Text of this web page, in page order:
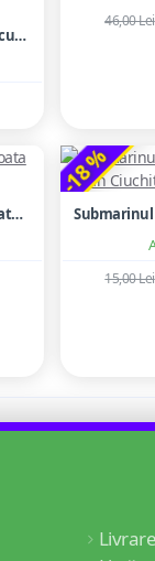
Retete de jocuri. De ce si cum sa te joci cu copilul tau - Lawrence J. Cohen
46,00 Lei
Povesti cu vrajitori din toata lumea
-18 %
15,00 Lei